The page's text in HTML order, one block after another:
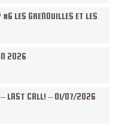
LES GRENOUILLES ET LES
2026
– LAST CALL! – 01/07/2026